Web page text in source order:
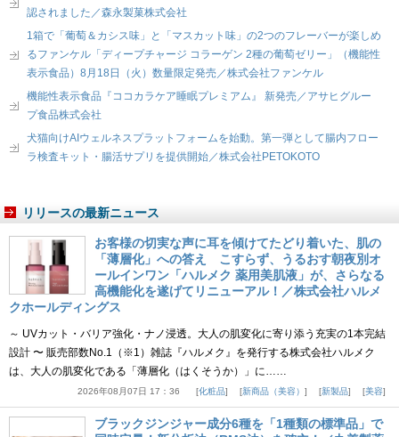
認されました／森永製菓株式会社
1箱で「葡萄＆カシス味」と「マスカット味」の2つのフレーバーが楽しめ
るファンケル「ディープチャージ コラーゲン 2種の葡萄ゼリー」（機能性
表示食品）8月18日（火）数量限定発売／株式会社ファンケル
機能性表示食品『ココカラケア睡眠プレミアム』 新発売／アサヒグルー
プ食品株式会社
犬猫向けAIウェルネスプラットフォームを始動。第一弾として腸内フロー
ラ検査キット・腸活サプリを提供開始／株式会社PETOKOTO
リリースの最新ニュース
お客様の切実な声に耳を傾けてたどり着いた、肌の
「薄層化」への答え こすらず、うるおす朝夜別オ
ールインワン「ハルメク 薬用美肌液」が、さらなる
高機能化を遂げてリニューアル！／株式会社ハルメ
クホールディングス
～ UVカット・バリア強化・ナノ浸透。大人の肌変化に寄り添う充実の1本完結
設計 〜 販売部数No.1（※1）雑誌『ハルメク』を発行する株式会社ハルメク
は、大人の肌変化である「薄層化（はくそうか）」に……
2026年08月07日 17：36 化粧品 新商品（美容） 新製品 美容
ブラックジンジャー成分6種を「1種類の標準品」で